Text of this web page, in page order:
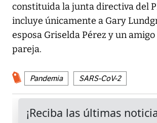
constituida la junta directiva del
incluye únicamente a Gary
esposa Griselda Pérez y un
pareja.
Pandemia SARS-CoV-2